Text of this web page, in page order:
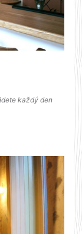
každý den